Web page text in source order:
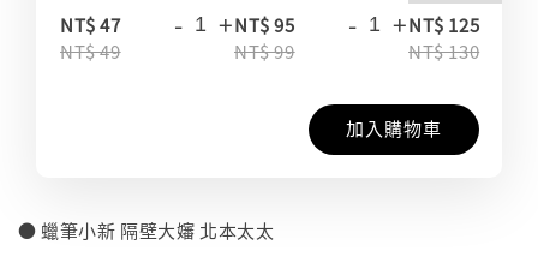
NT$ 47
NT$ 49
- +NT$ 95
NT$ 99
- +NT$ 125
NT$ 130
加入購物車
● 蠟筆小新 隔壁大嬸 北本太太